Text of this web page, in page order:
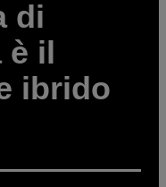
di
è il
ibrido